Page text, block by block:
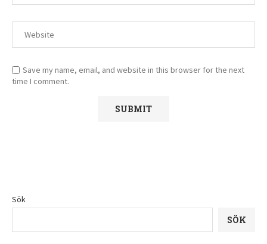
Save my name, email, and website in this browser for the next
time I comment.
Sök
SÖK